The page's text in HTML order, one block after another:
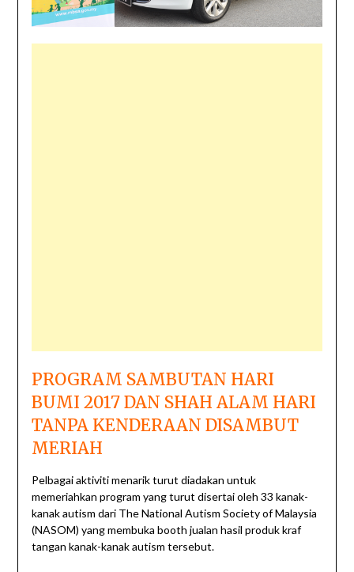
PROGRAM SAMBUTAN HARI
BUMI 2017 DAN SHAH ALAM HARI
TANPA KENDERAAN DISAMBUT
MERIAH
Pelbagai aktiviti menarik turut diadakan untuk
memeriahkan program yang turut disertai oleh 33 kanak-
kanak autism dari The National Autism Society of Malaysia
(NASOM) yang membuka booth jualan hasil produk kraf
tangan kanak-kanak autism tersebut.